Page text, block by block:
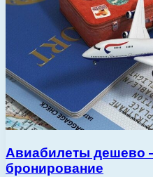
Авиабилеты дешево
бронирование